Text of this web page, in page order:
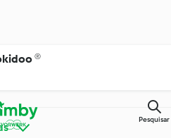
®
Pesquisar